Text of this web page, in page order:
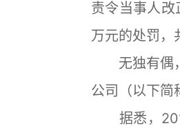
责令当事人
万元的处罚，
无独有偶，
公司（以下简
据悉，2018